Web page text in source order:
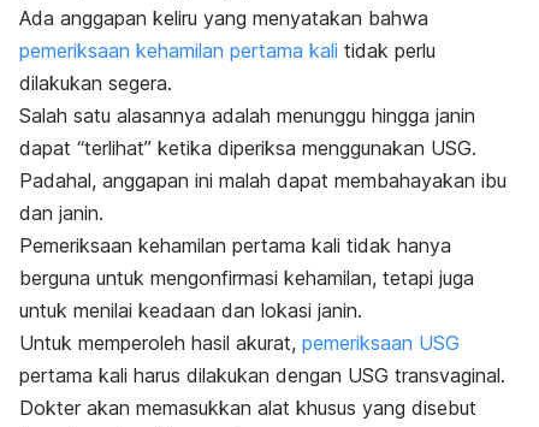
Ada anggapan keliru yang menyatakan bahwa
pemeriksaan kehamilan pertama kali tidak perlu
dilakukan segera.
Salah satu alasannya adalah menunggu hingga janin
dapat “terlihat” ketika diperiksa menggunakan USG.
Padahal, anggapan ini malah dapat membahayakan ibu
dan janin.
Pemeriksaan kehamilan pertama kali tidak hanya
berguna untuk mengonfirmasi kehamilan, tetapi juga
untuk menilai keadaan dan lokasi janin.
Untuk memperoleh hasil akurat, pemeriksaan USG
pertama kali harus dilakukan dengan USG transvaginal.
Dokter akan memasukkan alat khusus yang disebut